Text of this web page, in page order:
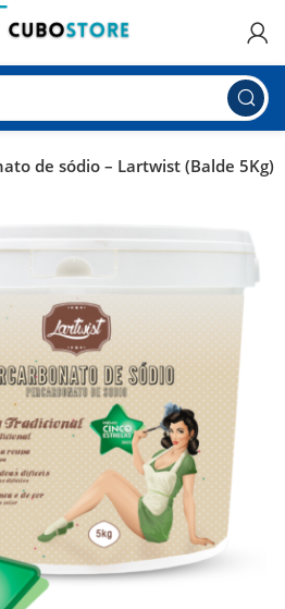
de sódio – Lartwist (Balde 5Kg)